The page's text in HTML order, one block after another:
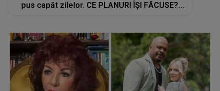
pus capăt zilelor. CE PLANURI ÎȘI FĂCUSE?